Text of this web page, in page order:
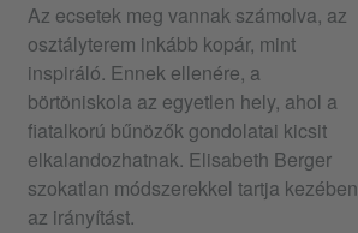
Az ecsetek meg vannak számolva, az
osztályterem inkább kopár, mint
inspiráló. Ennek ellenére, a
börtöniskola az egyetlen hely, ahol a
fiatalkorú bűnözők gondolatai kicsit
elkalandozhatnak. Elisabeth Berger
szokatlan módszerekkel tartja kezében
az irányítást.